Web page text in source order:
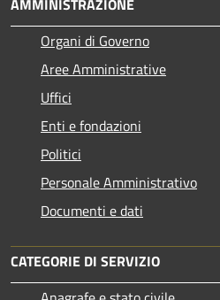
AMMINISTRAZIONE
Organi di Governo
Aree Amministrative
Uffici
Enti e fondazioni
Politici
Personale Amministrativo
Documenti e dati
CATEGORIE DI SERVIZIO